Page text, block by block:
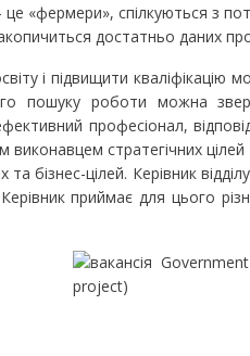
це «фермери», спілкуються з
достатньо даних
і підвищити кваліфікацію
пошуку роботи можна
професіонал,
виконавцем стратегічних
та бізнес-цілей. Керівник
Керівник приймає для цього